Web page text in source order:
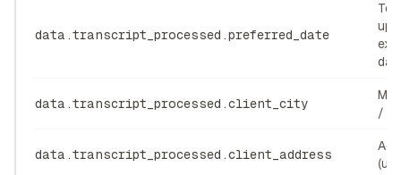
data.transcript_processed.preferred_date
up
data.transcript_processed.client_city
/
data.transcript_processed.client_address